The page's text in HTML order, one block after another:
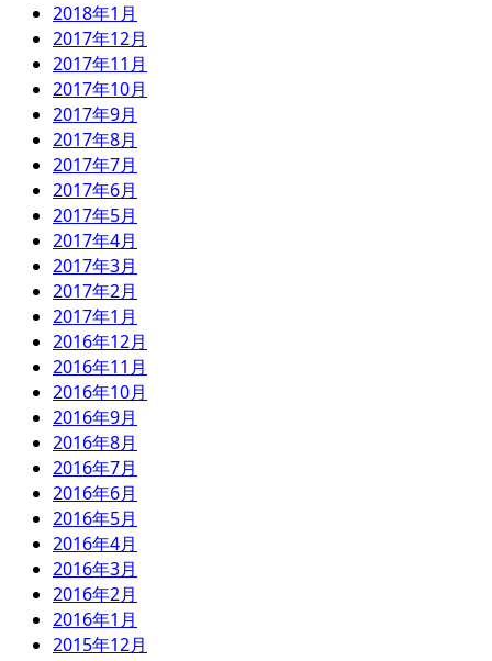
2018年1月
2017年12月
2017年11月
2017年10月
2017年9月
2017年8月
2017年7月
2017年6月
2017年5月
2017年4月
2017年3月
2017年2月
2017年1月
2016年12月
2016年11月
2016年10月
2016年9月
2016年8月
2016年7月
2016年6月
2016年5月
2016年4月
2016年3月
2016年2月
2016年1月
2015年12月